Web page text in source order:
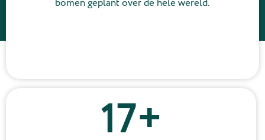
bomen geplant over de hele wereld.
17+